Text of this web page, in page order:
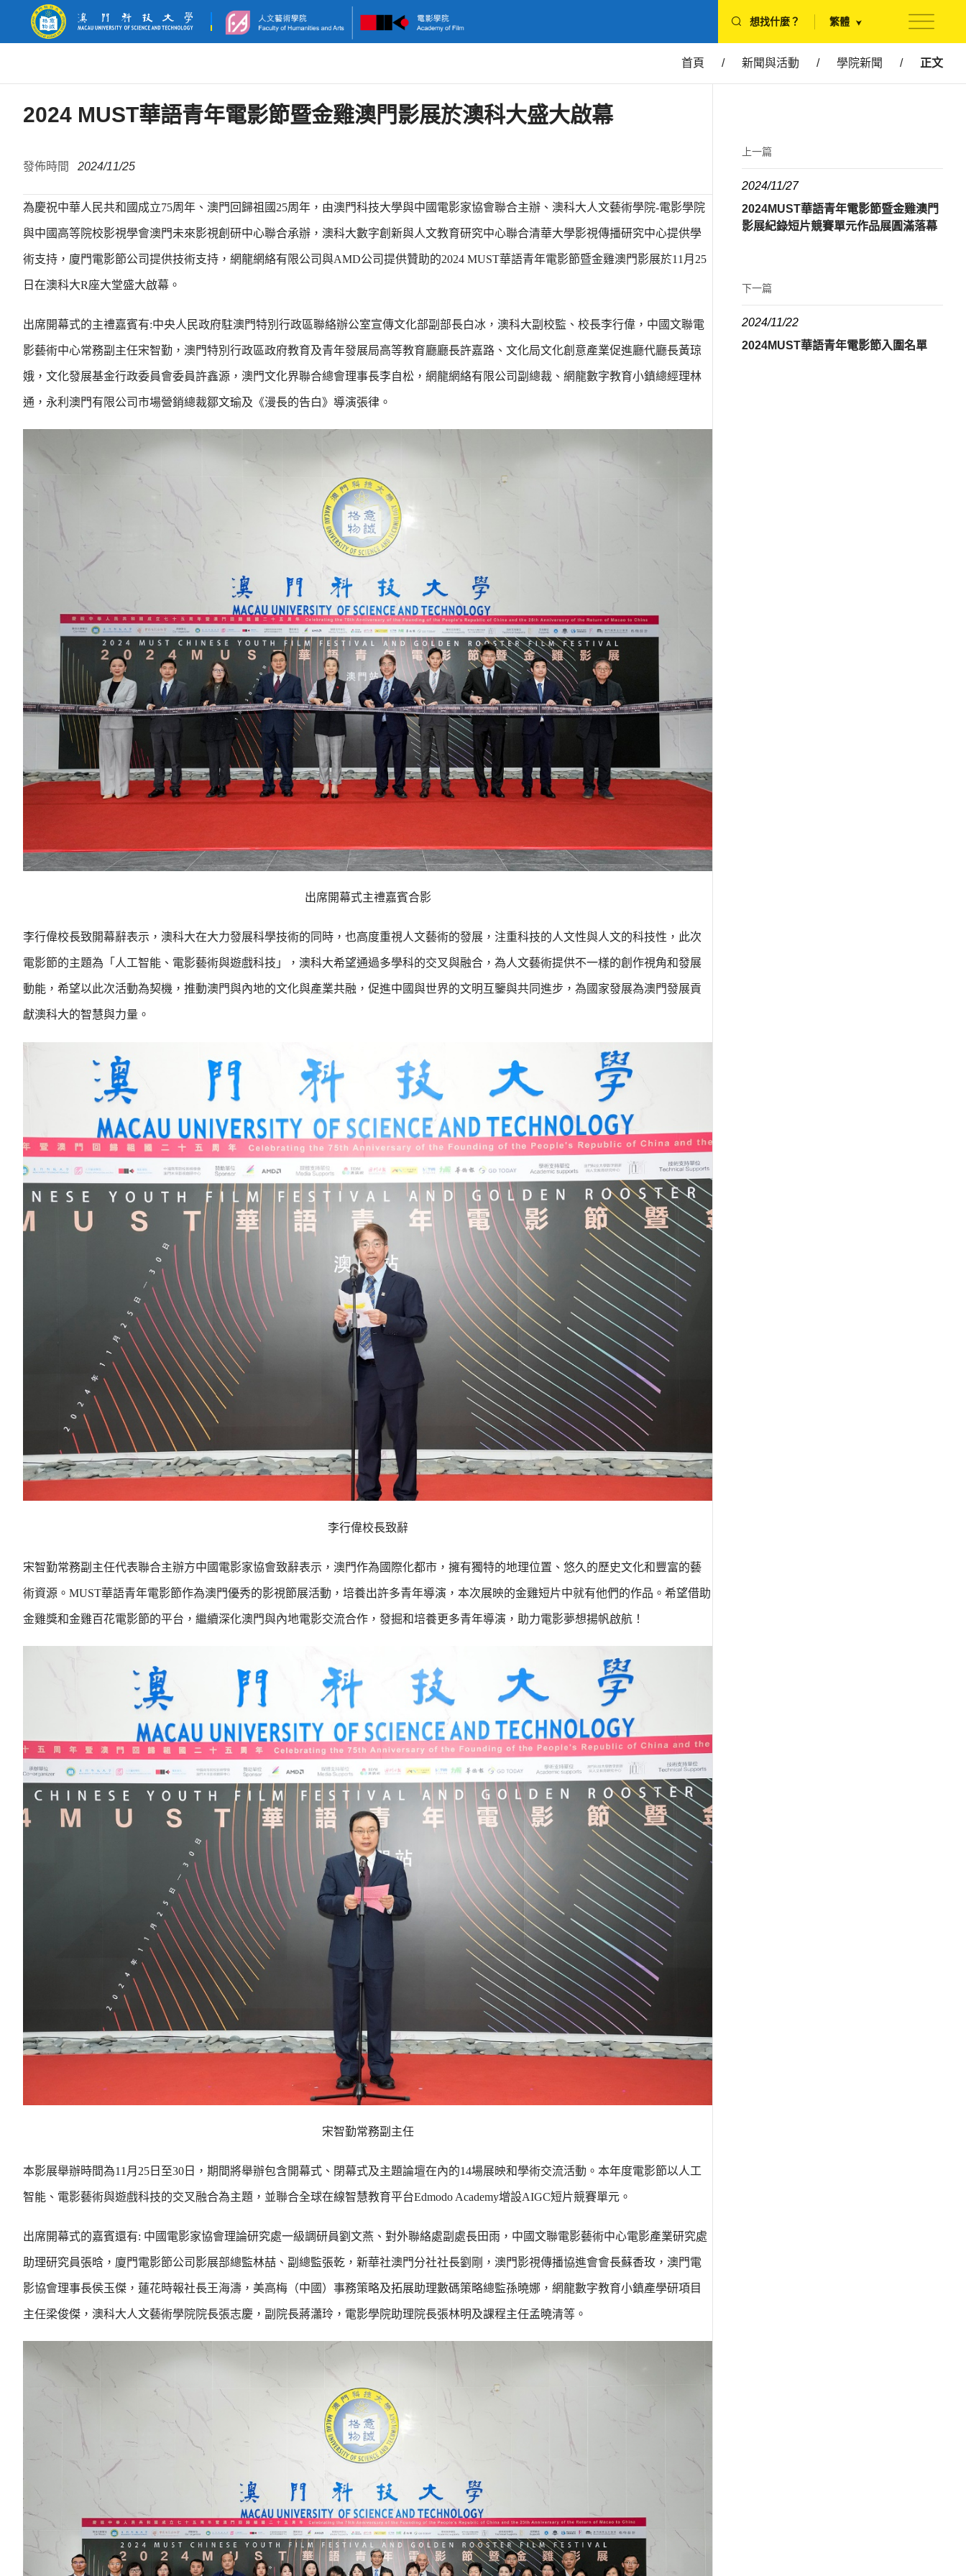
想找什麼？ 繁體
首頁 / 新聞與活動 / 學院新聞 / 正文
2024 MUST華語青年電影節暨金雞澳門影展於澳科大盛大啟幕
發佈時間 2024/11/25
為慶祝中華人民共和國成立75周年、澳門回歸祖國25周年，由澳門科技大學與中國電影家協會聯合主辦、澳科大人文藝術學院-電影學院
與中國高等院校影視學會澳門未來影視創研中心聯合承辦，澳科大數字創新與人文教育研究中心聯合清華大學影視傳播研究中心提供學
術支持，廈門電影節公司提供技術支持，網龍網絡有限公司與AMD公司提供贊助的2024 MUST華語青年電影節暨金雞澳門影展於11月25
日在澳科大R座大堂盛大啟幕。
出席開幕式的主禮嘉賓有:中央人民政府駐澳門特別行政區聯絡辦公室宣傳文化部副部長白冰，澳科大副校監、校長李行偉，中國文聯電
影藝術中心常務副主任宋智勤，澳門特別行政區政府教育及青年發展局高等教育廳廳長許嘉路、文化局文化創意產業促進廳代廳長黃琼
娥，文化發展基金行政委員會委員許鑫源，澳門文化界聯合總會理事長李自松，網龍網絡有限公司副總裁、網龍數字教育小鎮總經理林
通，永利澳門有限公司市場營銷總裁鄒文瑜及《漫長的告白》導演張律。
出席開幕式主禮嘉賓合影
李行偉校長致開幕辭表示，澳科大在大力發展科學技術的同時，也高度重視人文藝術的發展，注重科技的人文性與人文的科技性，此次
電影節的主題為「人工智能、電影藝術與遊戲科技」，澳科大希望通過多學科的交叉與融合，為人文藝術提供不一樣的創作視角和發展
動能，希望以此次活動為契機，推動澳門與內地的文化與產業共融，促進中國與世界的文明互鑒與共同進步，為國家發展為澳門發展貢
獻澳科大的智慧與力量。
李行偉校長致辭
宋智勤常務副主任代表聯合主辦方中國電影家協會致辭表示，澳門作為國際化都市，擁有獨特的地理位置、悠久的歷史文化和豐富的藝
術資源。MUST華語青年電影節作為澳門優秀的影視節展活動，培養出許多青年導演，本次展映的金雞短片中就有他們的作品。希望借助
金雞獎和金雞百花電影節的平台，繼續深化澳門與內地電影交流合作，發掘和培養更多青年導演，助力電影夢想揚帆啟航！
宋智勤常務副主任
本影展舉辦時間為11月25日至30日，期間將舉辦包含開幕式、閉幕式及主題論壇在內的14場展映和學術交流活動。本年度電影節以人工
智能、電影藝術與遊戲科技的交叉融合為主題，並聯合全球在線智慧教育平台Edmodo Academy增設AIGC短片競賽單元。
出席開幕式的嘉賓還有: 中國電影家協會理論研究處一級調研員劉文燕、對外聯絡處副處長田雨，中國文聯電影藝術中心電影產業研究處
助理研究員張晗，廈門電影節公司影展部總監林喆、副總監張乾，新華社澳門分社社長劉剛，澳門影視傳播協進會會長蘇香玫，澳門電
影協會理事長侯玉傑，蓮花時報社長王海濤，美高梅（中國）事務策略及拓展助理數碼策略總監孫曉娜，網龍數字教育小鎮產學研項目
主任梁俊傑，澳科大人文藝術學院院長張志慶，副院長蔣瀟玲，電影學院助理院長張林明及課程主任孟曉清等。
上一篇
2024/11/27
2024MUST華語青年電影節暨金雞澳門
影展紀錄短片競賽單元作品展圓滿落幕
下一篇
2024/11/22
2024MUST華語青年電影節入圍名單